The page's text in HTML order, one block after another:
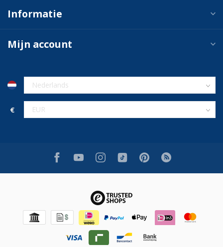
Informatie
Mijn account
€